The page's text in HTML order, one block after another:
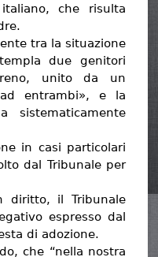
che risulta
tra la situazione
due genitori
unito da un
entrambi», e la
sistematicamente
in casi particolari
dal Tribunale per
diritto, il Tribunale
espresso dal
di adozione.
che “nella nostra